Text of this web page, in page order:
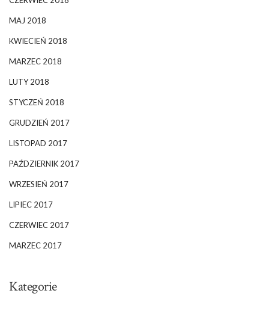
MAJ 2018
KWIECIEŃ 2018
MARZEC 2018
LUTY 2018
STYCZEŃ 2018
GRUDZIEŃ 2017
LISTOPAD 2017
PAŹDZIERNIK 2017
WRZESIEŃ 2017
LIPIEC 2017
CZERWIEC 2017
MARZEC 2017
Kategorie